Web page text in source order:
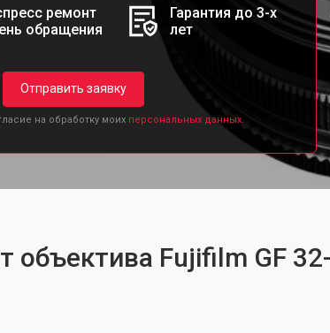
ремонт
обращения
Гарантия до 3-х
лет
Отправить заявку
на обработку моих персональных данных.
объектива Fujifilm GF